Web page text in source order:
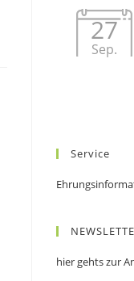
27
Sep.
Service
hier gehts zur